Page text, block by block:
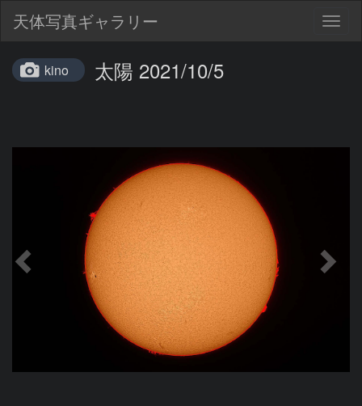
天体写真ギャラリー
kino 太陽 2021/10/5